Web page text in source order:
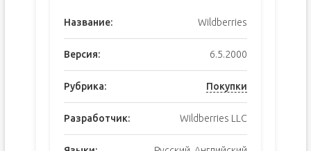
Название: Wildberries
Версия: 6.5.2000
Рубрика: Покупки
Разработчик: Wildberries LLC